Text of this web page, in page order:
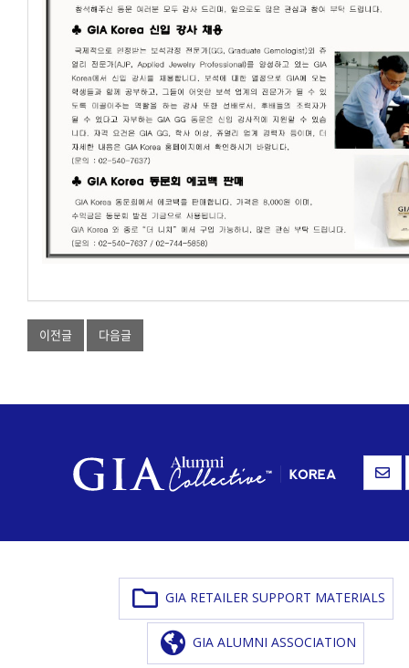
이전글 다음글
GIA RETAILER SUPPORT MATERIALS
GIA ALUMNI ASSOCIATION